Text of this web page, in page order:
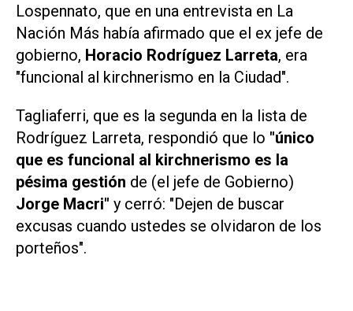
Lospennato, que en una entrevista en La
Nación Más había afirmado que el ex jefe de
gobierno, Horacio Rodríguez Larreta, era
"funcional al kirchnerismo en la Ciudad".
Tagliaferri, que es la segunda en la lista de
Rodríguez Larreta, respondió que lo "único
que es funcional al kirchnerismo es la
pésima gestión de (el jefe de Gobierno)
Jorge Macri" y cerró: "Dejen de buscar
excusas cuando ustedes se olvidaron de los
porteños".